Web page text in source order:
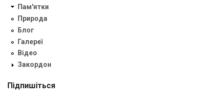
Пам'ятки
Природа
Блог
Галереї
Відео
Закордон
Підпишіться